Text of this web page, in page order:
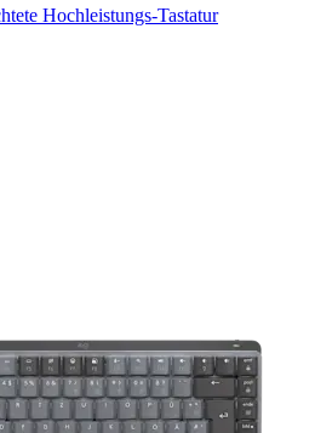
Hochleistungs-Tastatur